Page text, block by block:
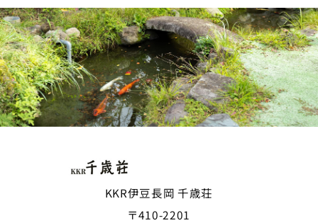
KKR伊豆長岡 千歳荘
〒410-2201